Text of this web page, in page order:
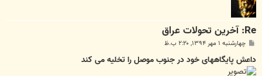
Re: آخرین تحولات عراق
پ
ت
چهارشنبه ۱ مهر ۱۳۹۴, ۲:۲۰ ب.ظ
داعش پایگاههای خود در جنوب موصل را تخلیه می کند